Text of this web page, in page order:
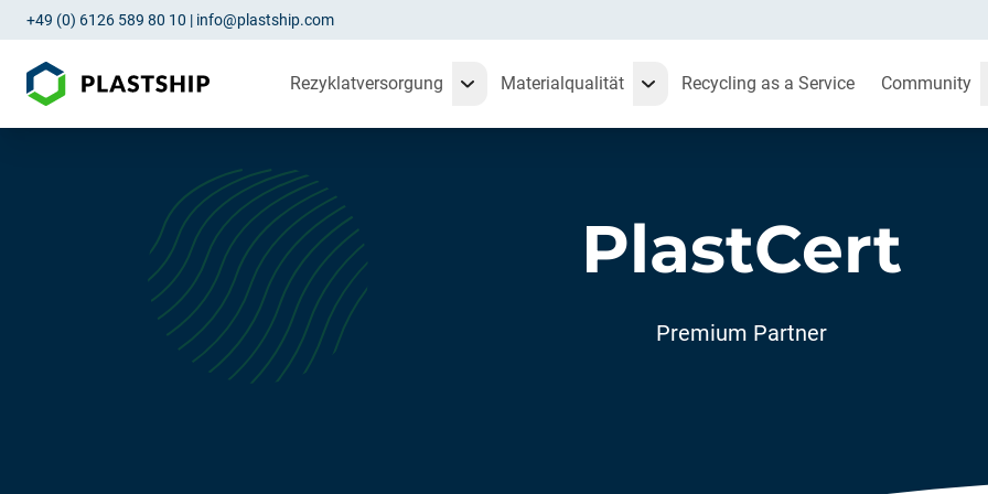
+49 (0) 6126 589 80 10 | info@plastship.com
Rezyklatversorgung Materialqualität Recycling as a Service Community
PlastCert
Premium Partner